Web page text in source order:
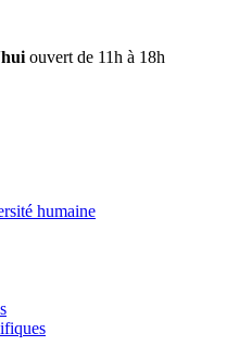
ouvert de 11h à 18h
humaine